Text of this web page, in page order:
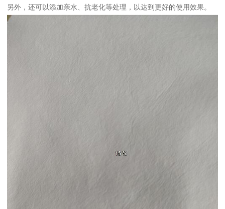
另外，还可以添加亲水、抗老化等处理，以达到更好的使用效果。